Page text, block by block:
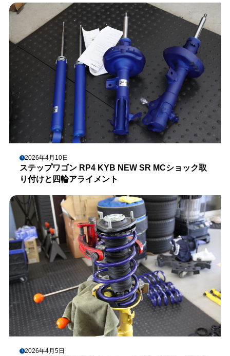
2026年4月10日
ステップワゴン RP4 KYB NEW SR MCショック取
り付けと四輪アライメント
2026年4月5日